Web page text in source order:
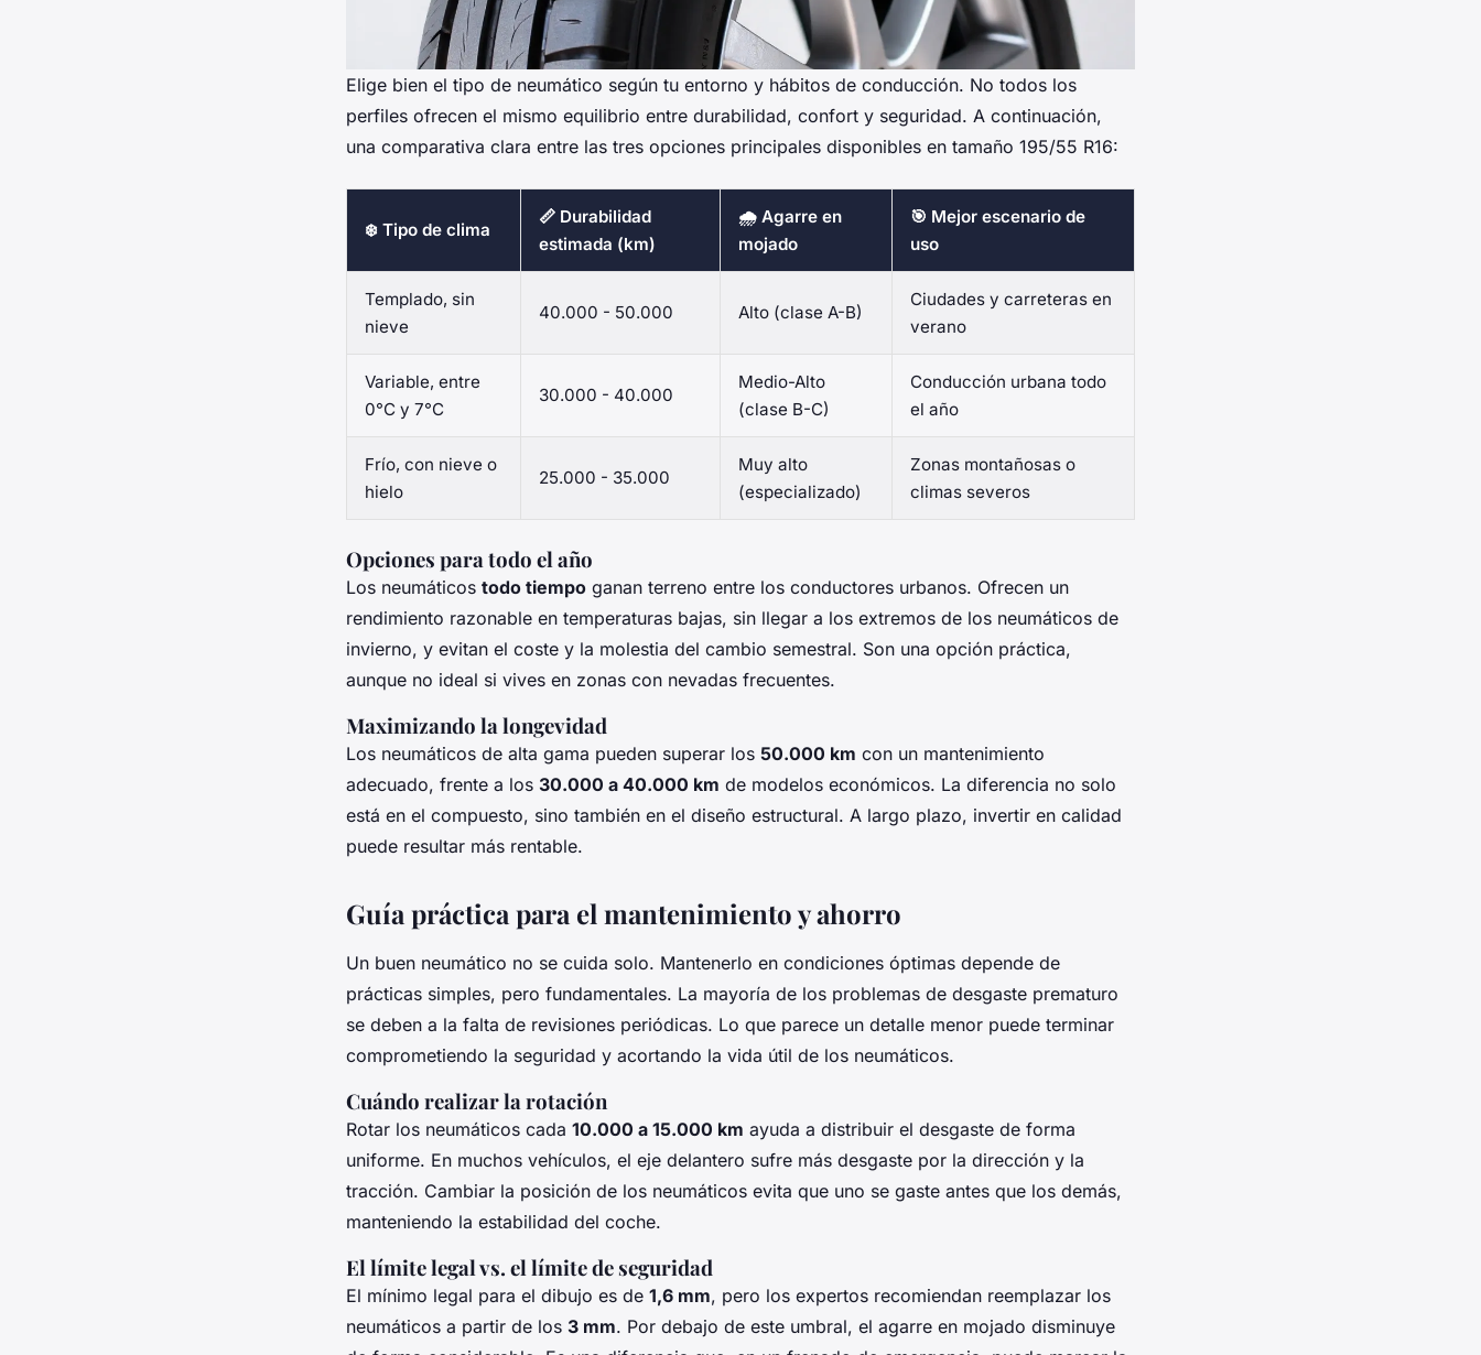
Elige bien el tipo de neumático según tu entorno y hábitos de conducción. No todos los
perfiles ofrecen el mismo equilibrio entre durabilidad, confort y seguridad. A continuación,
una comparativa clara entre las tres opciones principales disponibles en tamaño 195/55 R16:
❄️ Tipo de clima
📏 Durabilidad
estimada (km)
🌧️ Agarre en
mojado
🎯 Mejor escenario de
uso
Templado, sin
nieve
40.000 - 50.000 Alto (clase A-B)
Ciudades y carreteras en
verano
Variable, entre
0°C y 7°C
30.000 - 40.000
Medio-Alto
(clase B-C)
Conducción urbana todo
el año
Frío, con nieve o
hielo
25.000 - 35.000
Muy alto
(especializado)
Zonas montañosas o
climas severos
Opciones para todo el año
Los neumáticos todo tiempo ganan terreno entre los conductores urbanos. Ofrecen un
rendimiento razonable en temperaturas bajas, sin llegar a los extremos de los neumáticos de
invierno, y evitan el coste y la molestia del cambio semestral. Son una opción práctica,
aunque no ideal si vives en zonas con nevadas frecuentes.
Maximizando la longevidad
Los neumáticos de alta gama pueden superar los 50.000 km con un mantenimiento
adecuado, frente a los 30.000 a 40.000 km de modelos económicos. La diferencia no solo
está en el compuesto, sino también en el diseño estructural. A largo plazo, invertir en calidad
puede resultar más rentable.
Guía práctica para el mantenimiento y ahorro
Un buen neumático no se cuida solo. Mantenerlo en condiciones óptimas depende de
prácticas simples, pero fundamentales. La mayoría de los problemas de desgaste prematuro
se deben a la falta de revisiones periódicas. Lo que parece un detalle menor puede terminar
comprometiendo la seguridad y acortando la vida útil de los neumáticos.
Cuándo realizar la rotación
Rotar los neumáticos cada 10.000 a 15.000 km ayuda a distribuir el desgaste de forma
uniforme. En muchos vehículos, el eje delantero sufre más desgaste por la dirección y la
tracción. Cambiar la posición de los neumáticos evita que uno se gaste antes que los demás,
manteniendo la estabilidad del coche.
El límite legal vs. el límite de seguridad
El mínimo legal para el dibujo es de 1,6 mm, pero los expertos recomiendan reemplazar los
neumáticos a partir de los 3 mm. Por debajo de este umbral, el agarre en mojado disminuye